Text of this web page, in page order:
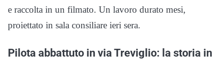
e raccolta in un filmato. Un lavoro durato mesi,
proiettato in sala consiliare ieri sera.
Pilota abbattuto in via Treviglio: la storia in